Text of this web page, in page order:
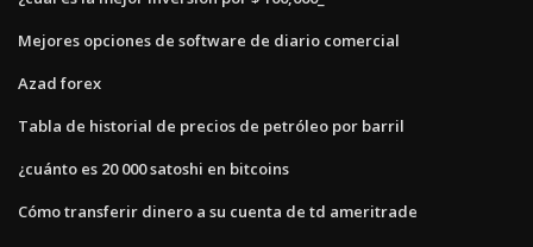
Mejores opciones de software de diario comercial
Azad forex
Tabla de historial de precios de petróleo por barril
¿cuánto es 20 000 satoshi en bitcoins
Cómo transferir dinero a su cuenta de td ameritrade